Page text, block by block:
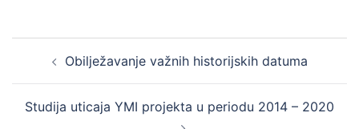
navigationObilježavanje važnih historijskih datuma
Studija uticaja YMI projekta u periodu 2014 – 2020